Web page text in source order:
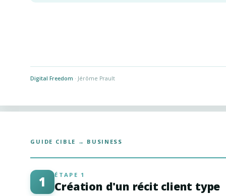
Digital Freedom · Jérôme Prault
GUIDE CIBLE → BUSINESS
1 ÉTAPE 1
Création d'un récit client type